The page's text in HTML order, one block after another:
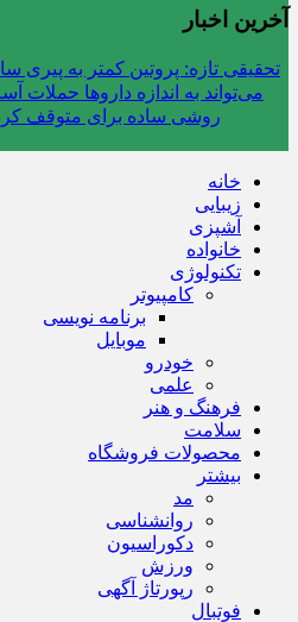
آخرین اخبار
تحقیقی تازه: پروتین کمتر به پیری
می‌تواند به اندازه داروها حملات
روشی ساده برای متوقف
خانه
زیبایی
آشپزی
خانواده
تکنولوژی
کامپیوتر
برنامه نویسی
موبایل
خودرو
علمی
فرهنگ و هنر
سلامت
محصولات فروشگاه
بیشتر
مد
روانشناسی
دکوراسیون
ورزش
رپورتاژ آگهی
فوتبال